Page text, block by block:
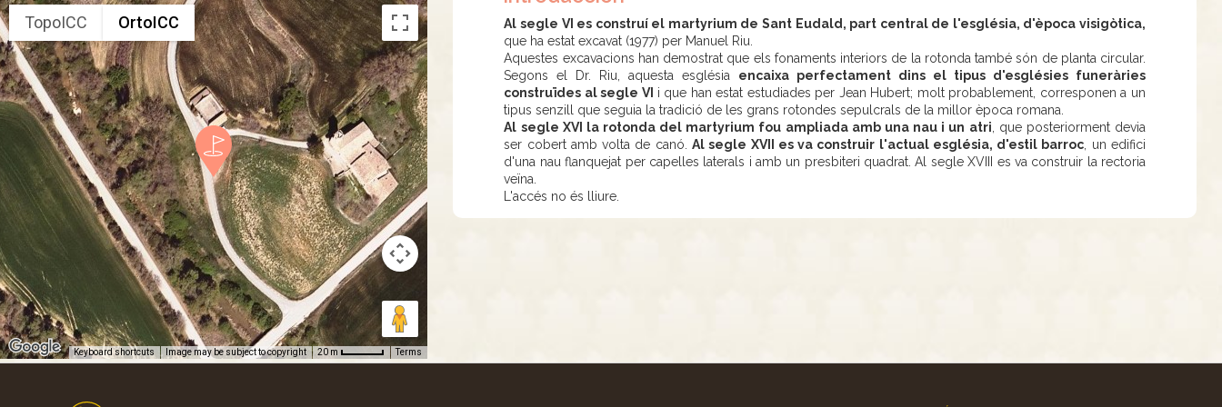
TopoICC OrtoICC
Keyboard shortcuts Image may be subject to copyright 20 m Terms
Al segle VI es construí el martyrium de Sant Eudald, part central de l'església, d'època visigòtica,
que ha estat excavat (1977) per Manuel Riu.
Aquestes excavacions han demostrat que els fonaments interiors de la rotonda també són de planta circular.
Segons el Dr. Riu, aquesta església encaixa perfectament dins el tipus d'esglésies funeràries
construïdes al segle VI i que han estat estudiades per Jean Hubert; molt probablement, corresponen a un
tipus senzill que seguia la tradició de les grans rotondes sepulcrals de la millor època romana.
Al segle XVI la rotonda del martyrium fou ampliada amb una nau i un atri , que posteriorment devia
ser cobert amb volta de canó.Al segle XVII es va construir l'actual església, d'estil barroc , un edifici
d'una nau flanquejat per capelles laterals i amb un presbiteri quadrat. Al segle XVIII es va construir la rectoria
veïna.
L'accés no és lliure.